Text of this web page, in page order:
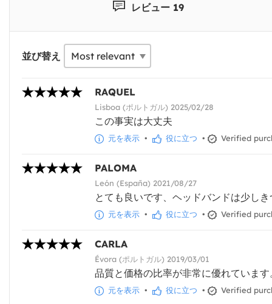
レビュー 19
並び替え
RAQUEL
Lisboa (ポルトガル) 2025/02/28
この事実は大丈夫
元を表示 • 役に立つ • Verified
PALOMA
León (España) 2021/08/27
とても良いです、ヘッドバンドは少し
元を表示 • 役に立つ • Verified
CARLA
Évora (ポルトガル) 2019/03/01
品質と価格の比率が非常に優れています
元を表示 • 役に立つ • Verified